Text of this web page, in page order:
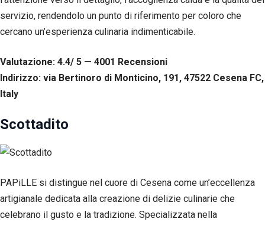
servizio, rendendolo un punto di riferimento per coloro che
cercano un’esperienza culinaria indimenticabile.
Valutazione: 4.4/ 5 — 4001 Recensioni
Indirizzo: via Bertinoro di Monticino, 191, 47522 Cesena FC,
Italy
Scottadito
PAPiLLE si distingue nel cuore di Cesena come un’eccellenza
artigianale dedicata alla creazione di delizie culinarie che
celebrano il gusto e la tradizione. Specializzata nella
Statistiche
Per
di
la
del sito
base
web
stesso.